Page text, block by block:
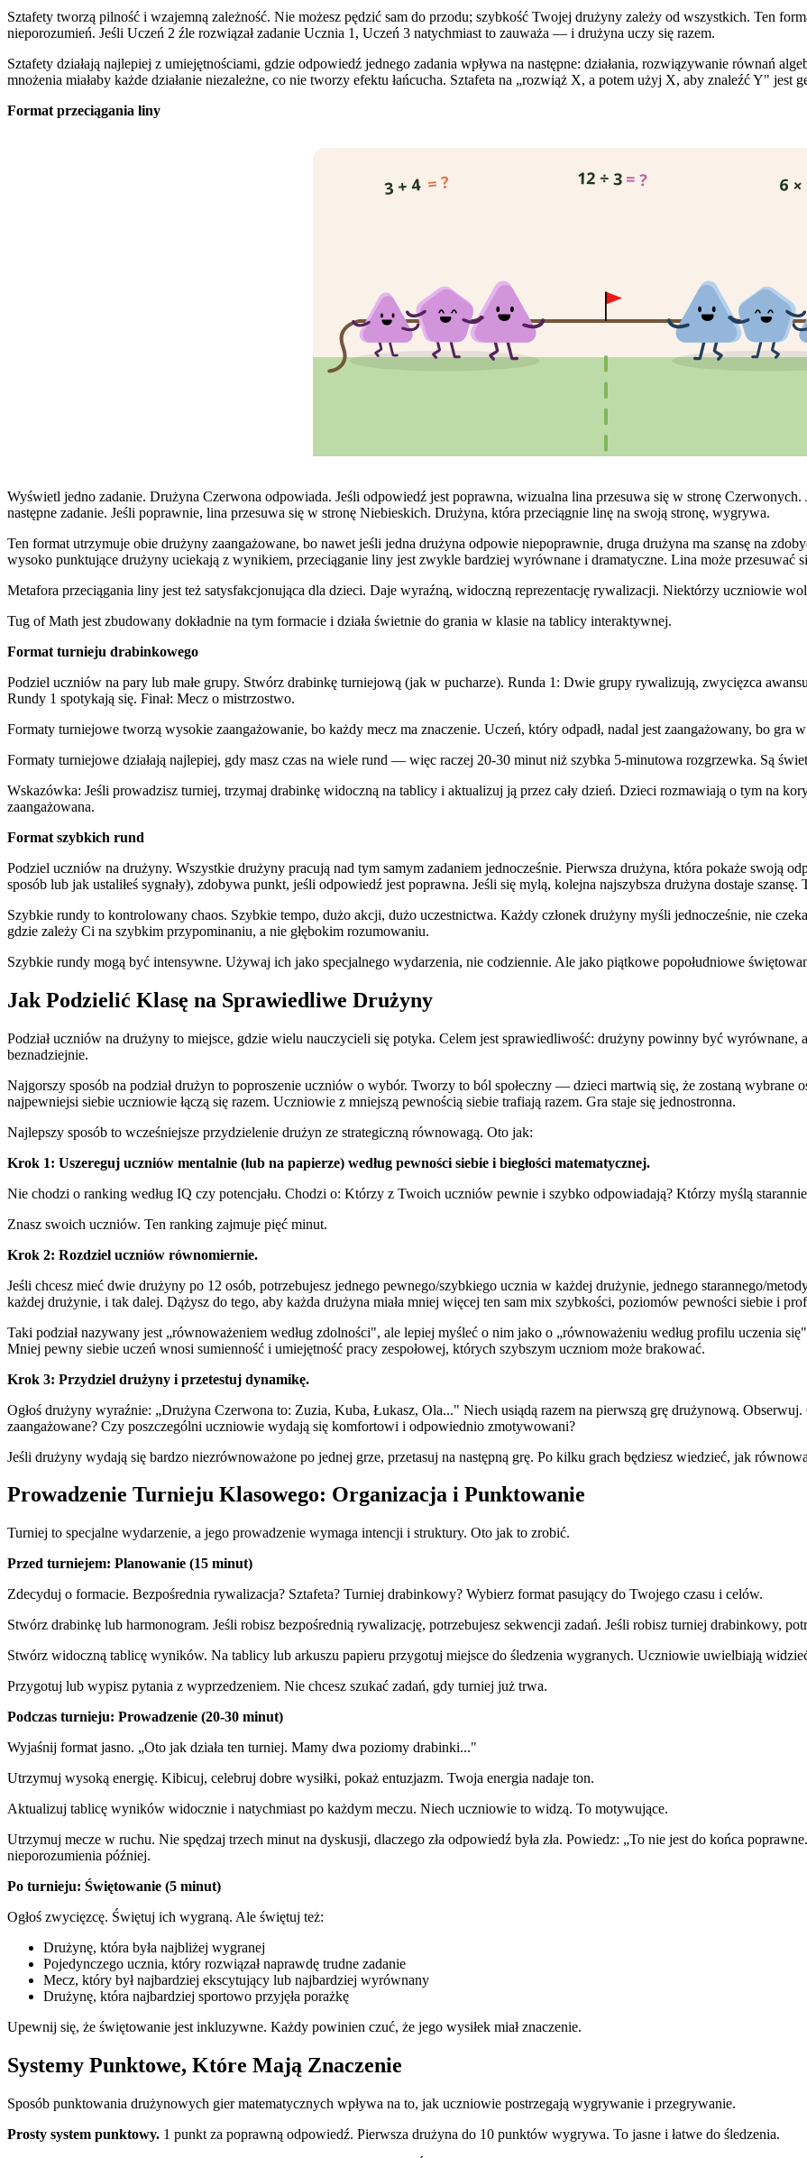
Sztafety tworzą pilność i wzajemną zależność. Nie możesz pędzić sam do przodu; szybkość Twojej drużyny zależy od wszystkich. Ten
nieporozumień. Jeśli Uczeń 2 źle rozwiązał zadanie Ucznia 1, Uczeń 3 natychmiast to zauważa — i drużyna uczy się razem.
Sztafety działają najlepiej z umiejętnościami, gdzie odpowiedź jednego zadania wpływa na następne: działania, rozwiązywanie równań
mnożenia miałaby każde działanie niezależne, co nie tworzy efektu łańcucha. Sztafeta na „rozwiąż X, a potem użyj X, aby znaleźć Y" jest
Format przeciągania liny
3 + 4 = ? 12 ÷ 3 = ? 6 ×
Wyświetl jedno zadanie. Drużyna Czerwona odpowiada. Jeśli odpowiedź jest poprawna, wizualna lina przesuwa się w stronę
następne zadanie. Jeśli poprawnie, lina przesuwa się w stronę Niebieskich. Drużyna, która przeciągnie linę na swoją stronę, wygrywa.
Ten format utrzymuje obie drużyny zaangażowane, bo nawet jeśli jedna drużyna odpowie niepoprawnie, druga drużyna ma szansę na
wysoko punktujące drużyny uciekają z wynikiem, przeciąganie liny jest zwykle bardziej wyrównane i dramatyczne. Lina może przesuwać
Metafora przeciągania liny jest też satysfakcjonująca dla dzieci. Daje wyraźną, widoczną reprezentację rywalizacji. Niektórzy uczniowie
Tug of Math jest zbudowany dokładnie na tym formacie i działa świetnie do grania w klasie na tablicy interaktywnej.
Format turnieju drabinkowego
Podziel uczniów na pary lub małe grupy. Stwórz drabinkę turniejową (jak w pucharze). Runda 1: Dwie grupy rywalizują, zwycięzca
Rundy 1 spotykają się. Finał: Mecz o mistrzostwo.
Formaty turniejowe tworzą wysokie zaangażowanie, bo każdy mecz ma znaczenie. Uczeń, który odpadł, nadal jest zaangażowany, bo gra
Formaty turniejowe działają najlepiej, gdy masz czas na wiele rund — więc raczej 20-30 minut niż szybka 5-minutowa rozgrzewka. Są
Wskazówka: Jeśli prowadzisz turniej, trzymaj drabinkę widoczną na tablicy i aktualizuj ją przez cały dzień. Dzieci rozmawiają o tym na
zaangażowana.
Format szybkich rund
Podziel uczniów na drużyny. Wszystkie drużyny pracują nad tym samym zadaniem jednocześnie. Pierwsza drużyna, która pokaże swoją
sposób lub jak ustaliłeś sygnały), zdobywa punkt, jeśli odpowiedź jest poprawna. Jeśli się mylą, kolejna najszybsza drużyna dostaje szansę.
Szybkie rundy to kontrolowany chaos. Szybkie tempo, dużo akcji, dużo uczestnictwa. Każdy członek drużyny myśli jednocześnie, nie
gdzie zależy Ci na szybkim przypominaniu, a nie głębokim rozumowaniu.
Szybkie rundy mogą być intensywne. Używaj ich jako specjalnego wydarzenia, nie codziennie. Ale jako piątkowe popołudniowe
Jak Podzielić Klasę na Sprawiedliwe Drużyny
Podział uczniów na drużyny to miejsce, gdzie wielu nauczycieli się potyka. Celem jest sprawiedliwość: drużyny powinny być wyrównane,
beznadziejnie.
Najgorszy sposób na podział drużyn to poproszenie uczniów o wybór. Tworzy to ból społeczny — dzieci martwią się, że zostaną
najpewniejsi siebie uczniowie łączą się razem. Uczniowie z mniejszą pewnością siebie trafiają razem. Gra staje się jednostronna.
Najlepszy sposób to wcześniejsze przydzielenie drużyn ze strategiczną równowagą. Oto jak:
Krok 1: Uszereguj uczniów mentalnie (lub na papierze) według pewności siebie i biegłości matematycznej.
Nie chodzi o ranking według IQ czy potencjału. Chodzi o: Którzy z Twoich uczniów pewnie i szybko odpowiadają? Którzy myślą
Znasz swoich uczniów. Ten ranking zajmuje pięć minut.
Krok 2: Rozdziel uczniów równomiernie.
Jeśli chcesz mieć dwie drużyny po 12 osób, potrzebujesz jednego pewnego/szybkiego ucznia w każdej drużynie, jednego starannego/
każdej drużynie, i tak dalej. Dążysz do tego, aby każda drużyna miała mniej więcej ten sam mix szybkości, poziomów pewności siebie i
Taki podział nazywany jest „równoważeniem według zdolności", ale lepiej myśleć o nim jako o „równoważeniu według profilu uczenia
Mniej pewny siebie uczeń wnosi sumienność i umiejętność pracy zespołowej, których szybszym uczniom może brakować.
Krok 3: Przydziel drużyny i przetestuj dynamikę.
Ogłoś drużyny wyraźnie: „Drużyna Czerwona to: Zuzia, Kuba, Łukasz, Ola..." Niech usiądą razem na pierwszą grę drużynową.
zaangażowane? Czy poszczególni uczniowie wydają się komfortowi i odpowiednio zmotywowani?
Jeśli drużyny wydają się bardzo niezrównoważone po jednej grze, przetasuj na następną grę. Po kilku grach będziesz wiedzieć, jak
Prowadzenie Turnieju Klasowego: Organizacja i Punktowanie
Turniej to specjalne wydarzenie, a jego prowadzenie wymaga intencji i struktury. Oto jak to zrobić.
Przed turniejem: Planowanie (15 minut)
Zdecyduj o formacie. Bezpośrednia rywalizacja? Sztafeta? Turniej drabinkowy? Wybierz format pasujący do Twojego czasu i celów.
Stwórz drabinkę lub harmonogram. Jeśli robisz bezpośrednią rywalizację, potrzebujesz sekwencji zadań. Jeśli robisz turniej drabinkowy,
Stwórz widoczną tablicę wyników. Na tablicy lub arkuszu papieru przygotuj miejsce do śledzenia wygranych. Uczniowie uwielbiają
Przygotuj lub wypisz pytania z wyprzedzeniem. Nie chcesz szukać zadań, gdy turniej już trwa.
Podczas turnieju: Prowadzenie (20-30 minut)
Wyjaśnij format jasno. „Oto jak działa ten turniej. Mamy dwa poziomy drabinki..."
Utrzymuj wysoką energię. Kibicuj, celebruj dobre wysiłki, pokaż entuzjazm. Twoja energia nadaje ton.
Aktualizuj tablicę wyników widocznie i natychmiast po każdym meczu. Niech uczniowie to widzą. To motywujące.
Utrzymuj mecze w ruchu. Nie spędzaj trzech minut na dyskusji, dlaczego zła odpowiedź była zła. Powiedz: „To nie jest do końca
nieporozumienia później.
Po turnieju: Świętowanie (5 minut)
Ogłoś zwycięzcę. Świętuj ich wygraną. Ale świętuj też:
Drużynę, która była najbliżej wygranej
Pojedynczego ucznia, który rozwiązał naprawdę trudne zadanie
Mecz, który był najbardziej ekscytujący lub najbardziej wyrównany
Drużynę, która najbardziej sportowo przyjęła porażkę
Upewnij się, że świętowanie jest inkluzywne. Każdy powinien czuć, że jego wysiłek miał znaczenie.
Systemy Punktowe, Które Mają Znaczenie
Sposób punktowania drużynowych gier matematycznych wpływa na to, jak uczniowie postrzegają wygrywanie i przegrywanie.
Prosty system punktowy. 1 punkt za poprawną odpowiedź. Pierwsza drużyna do 10 punktów wygrywa. To jasne i łatwe do śledzenia.